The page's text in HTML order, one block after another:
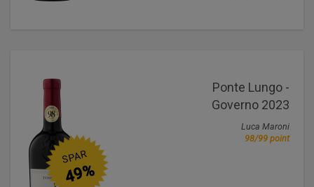
Ponte Lungo -
Governo 2023
Luca Maroni
98/99 point
SPAR
49%